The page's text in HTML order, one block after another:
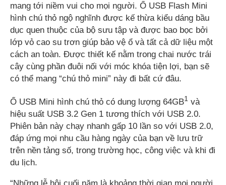
mang tới niềm vui cho mọi người. Ổ USB Flash Mini
hình chú thỏ ngộ nghĩnh được kế thừa kiểu dáng bầu
dục quen thuộc của bộ sưu tập và được bao bọc bởi
lớp vỏ cao su trơn giúp bảo vệ ổ và tất cả dữ liệu một
cách an toàn. Được thiết kế nằm trong chai nước trái
cây cùng phần đuôi nối với móc khóa tiện lợi, bạn sẽ
có thể mang “chú thỏ mini” này đi bất cứ đâu.
Ổ USB Mini hình chú thỏ có dung lượng 64GB1 và
hiệu suất USB 3.2 Gen 1 tương thích với USB 2.0.
Phiên bản này chạy nhanh gấp 10 lần so với USB 2.0,
đáp ứng mọi nhu cầu hàng ngày của bạn về lưu trữ
trên nền tảng số, trong trường học, công việc và khi đi
du lịch.
“Những lễ hội cuối năm là khoảng thời gian mọi người